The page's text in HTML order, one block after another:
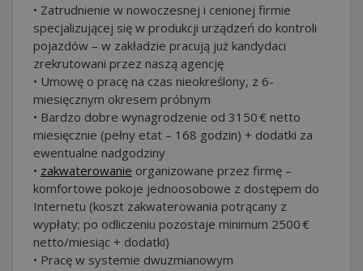
• Zatrudnienie w nowoczesnej i cenionej firmie
specjalizującej się w produkcji urządzeń do kontroli
pojazdów – w zakładzie pracują już kandydaci
zrekrutowani przez naszą agencję
• Umowę o pracę na czas nieokreślony, z 6-
miesięcznym okresem próbnym
• Bardzo dobre wynagrodzenie od 3150 € netto
miesięcznie (pełny etat – 168 godzin) + dodatki za
ewentualne nadgodziny
• zakwaterowanie organizowane przez firmę –
komfortowe pokoje jednoosobowe z dostępem do
Internetu (koszt zakwaterowania potrącany z
wypłaty; po odliczeniu pozostaje minimum 2500 €
netto/miesiąc + dodatki)
• Pracę w systemie dwuzmianowym